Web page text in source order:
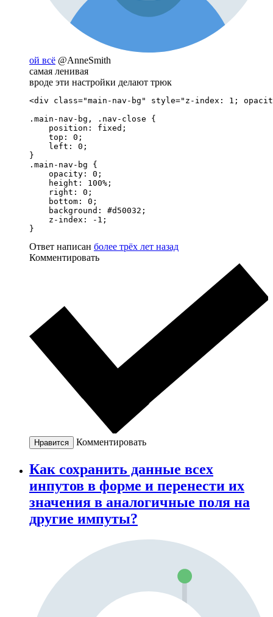
ой всё @AnneSmith
самая ленивая
вроде эти настройки делают трюк
<div class="main-nav-bg" style="z-index: 1;
.main-nav-bg, .nav-close {
    position: fixed;
    top: 0;
    left: 0;
}
.main-nav-bg {
    opacity: 0;
    height: 100%;
    right: 0;
    bottom: 0;
    background: #d50032;
    z-index: -1;
}
Ответ написан более трёх лет назад
Комментировать
Нравится Комментировать
Как сохранить данные всех
инпутов в форме и перенести их
значения в аналогичные поля на
другие импуты?